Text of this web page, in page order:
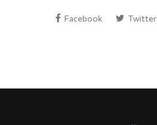
Facebook Twitter